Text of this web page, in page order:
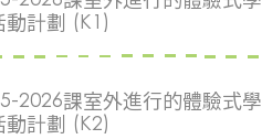
動計劃 (K1)
2026課室外進行的體驗式學
動計劃 (K2)